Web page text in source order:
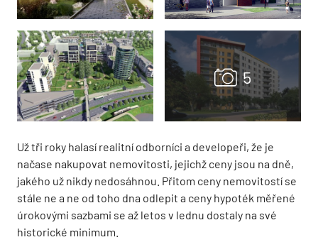
Už tři roky halasí realitní odborníci a developeři, že je
načase nakupovat nemovitosti, jejichž ceny jsou na dně,
jakého už nikdy nedosáhnou. Přitom ceny nemovitostí se
stále ne a ne od toho dna odlepit a ceny hypoték měřené
úrokovými sazbami se až letos v lednu dostaly na své
historické minimum.